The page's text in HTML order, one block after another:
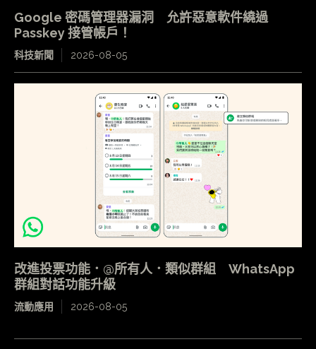
Google 密碼管理器漏洞 允許惡意軟件繞過
Passkey 接管帳戶！
科技新聞 2026-08-05
改進投票功能．@所有人．類似群組 WhatsApp
群組對話功能升級
流動應用 2026-08-05